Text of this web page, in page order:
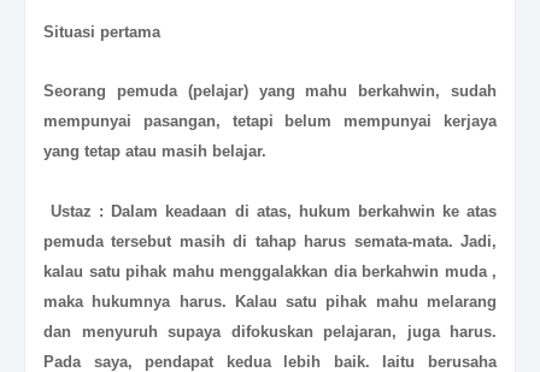
Situasi pertama
Seorang pemuda (pelajar) yang mahu berkahwin, sudah
mempunyai pasangan, tetapi belum mempunyai kerjaya
yang tetap atau masih belajar.
Ustaz : Dalam keadaan di atas, hukum berkahwin ke atas
pemuda tersebut masih di tahap harus semata-mata. Jadi,
kalau satu pihak mahu menggalakkan dia berkahwin muda ,
maka hukumnya harus. Kalau satu pihak mahu melarang
dan menyuruh supaya difokuskan pelajaran, juga harus.
Pada saya, pendapat kedua lebih baik. Iaitu berusaha